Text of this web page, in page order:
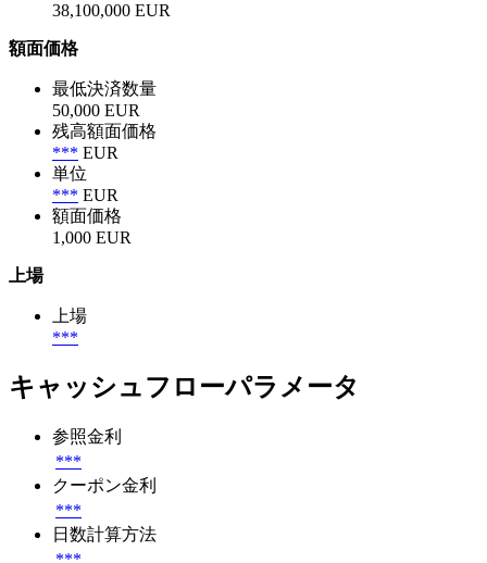
38,100,000 EUR
額面価格
最低決済数量
50,000 EUR
残高額面価格
*** EUR
単位
*** EUR
額面価格
1,000 EUR
上場
上場
***
キャッシュフローパラメータ
参照金利
***
クーポン金利
***
日数計算方法